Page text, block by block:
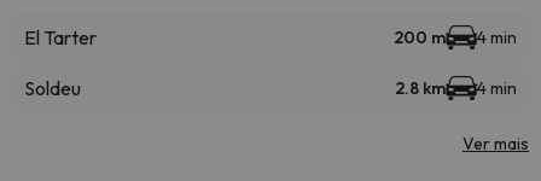
El Tarter 200 m 4 min
Soldeu 2.8 km 4 min
Ver mais